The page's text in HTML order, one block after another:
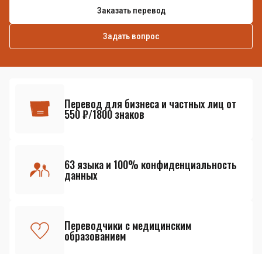
Заказать перевод
Задать вопрос
Перевод для бизнеса и частных лиц от
550 ₽/1800 знаков
63 языка и 100% конфиденциальность
данных
Переводчики с медицинским
образованием